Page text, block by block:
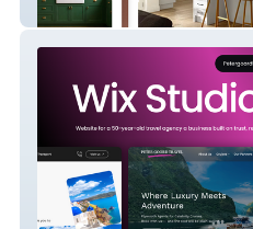
Kitcha Studio